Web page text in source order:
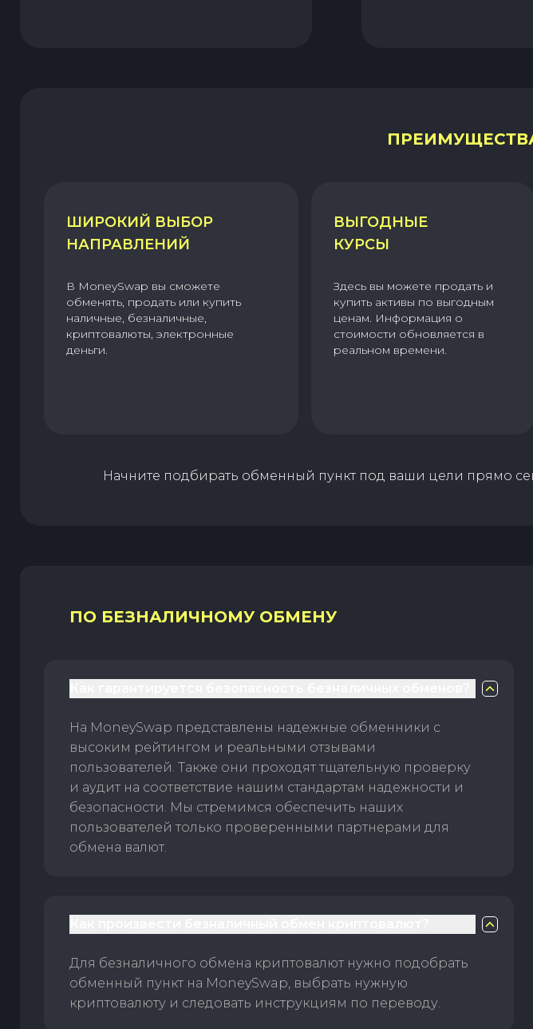
ШИРОКИЙ ВЫБОР
НАПРАВЛЕНИЙ
В MoneySwap вы сможете
обменять, продать или купить
наличные, безналичные,
криптовалюты, электронные
деньги.
ВЫГОДНЫЕ
КУРСЫ
Здесь вы можете продать и
купить активы по выгодным
ценам. Информация о
стоимости обновляется в
реальном времени.
Начните подбирать обменный пункт под ваши цели прямо
ПО БЕЗНАЛИЧНОМУ ОБМЕНУ
На MoneySwap представлены надежные обменники с
высоким рейтингом и реальными отзывами
пользователей. Также они проходят тщательную проверку
и аудит на соответствие нашим стандартам надежности и
безопасности. Мы стремимся обеспечить наших
пользователей только проверенными партнерами для
обмена валют.
Для безналичного обмена криптовалют нужно подобрать
обменный пункт на MoneySwap, выбрать нужную
криптовалюту и следовать инструкциям по переводу.